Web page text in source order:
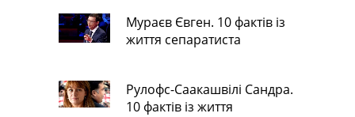
Мураєв Євген. 10 фактів із
життя сепаратиста
Рулофс-Саакашвілі Сандра.
10 фактів із життя